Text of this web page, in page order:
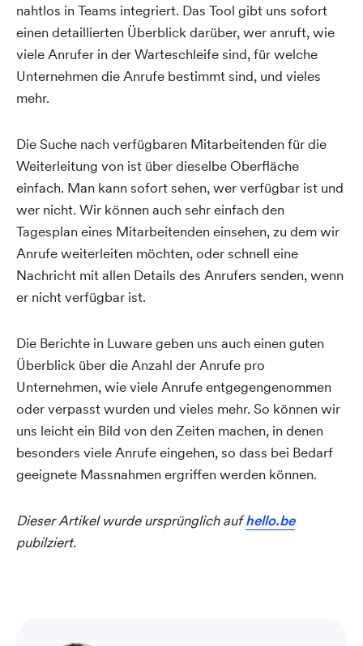
nahtlos in Teams integriert. Das Tool gibt uns sofort
einen detaillierten Überblick darüber, wer anruft, wie
viele Anrufer in der Warteschleife sind, für welche
Unternehmen die Anrufe bestimmt sind, und vieles
mehr.
Die Suche nach verfügbaren Mitarbeitenden für die
Weiterleitung von ist über dieselbe Oberfläche
einfach. Man kann sofort sehen, wer verfügbar ist und
wer nicht. Wir können auch sehr einfach den
Tagesplan eines Mitarbeitenden einsehen, zu dem wir
Anrufe weiterleiten möchten, oder schnell eine
Nachricht mit allen Details des Anrufers senden, wenn
er nicht verfügbar ist.
Die Berichte in Luware geben uns auch einen guten
Überblick über die Anzahl der Anrufe pro
Unternehmen, wie viele Anrufe entgegengenommen
oder verpasst wurden und vieles mehr. So können wir
uns leicht ein Bild von den Zeiten machen, in denen
besonders viele Anrufe eingehen, so dass bei Bedarf
geeignete Massnahmen ergriffen werden können.
Dieser Artikel wurde ursprünglich aufhello.be
pubilziert.